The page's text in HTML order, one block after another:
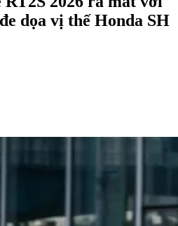
dọa vị thế Honda SH